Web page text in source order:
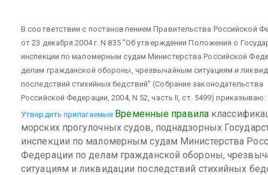
В соответствии с постановлением Правительства Российской
от 23 декабря 2004 г. N 835 "Об утверждении Положения о
инспекции по маломерным судам Министерства Российской
делам гражданской обороны, чрезвычайным ситуациям и
последствий стихийных бедствий" (Собрание законодательства
Российской Федерации, 2004, N 52, часть II, ст. 5499) приказываю:
Утвердить прилагаемые Временные правила
морских прогулочных судов, поднадзорных
инспекции по маломерным судам Министерства
Федерации по делам гражданской обороны,
ситуациям и ликвидации последствий стихийных